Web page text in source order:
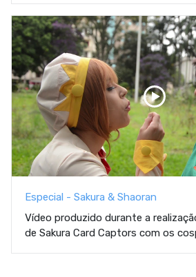
Especial - Sakura & Shaoran
Vídeo produzido durante a
de Sakura Card Captors com os